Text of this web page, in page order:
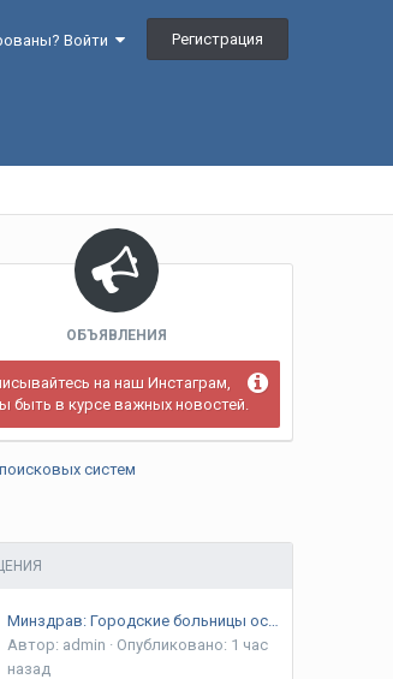
Войти Регистрация
ОБЪЯВЛЕНИЯ
на наш Инстаграм,
быть в курсе важных новостей.
систем
Минздрав: Городские больницы останутся в Бишкеке, перенесут только республиканские центры
Автор: admin · Опубликовано: 1 час
назад